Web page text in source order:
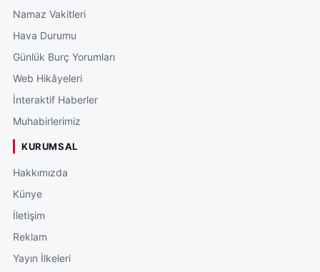
Namaz Vakitleri
Hava Durumu
Günlük Burç Yorumları
Web Hikâyeleri
İnteraktif Haberler
Muhabirlerimiz
KURUMSAL
Hakkımızda
Künye
İletişim
Reklam
Yayın İlkeleri